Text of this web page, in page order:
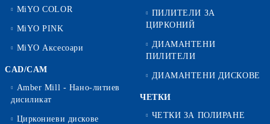
MiYO COLOR
MiYO PINK
MiYO Аксесоари
CAD/CAM
Amber Mill - Нано-литиев
дисиликат
Циркониеви дискове
ПИЛИТЕЛИ ЗА
ЦИРКОНИЙ
ДИАМАНТЕНИ
ПИЛИТЕЛИ
ДИАМАНТЕНИ ДИСКОВЕ
ЧЕТКИ
ЧЕТКИ ЗА ПОЛИРАНЕ